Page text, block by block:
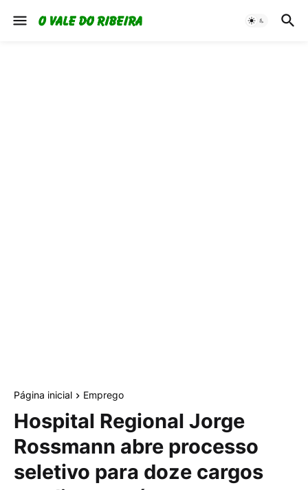
Página inicial Emprego
Hospital Regional Jorge
Rossmann abre processo
seletivo para doze cargos